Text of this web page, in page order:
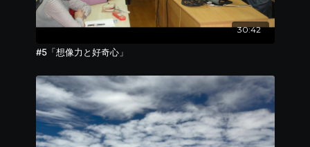
30:42
#5「想像力と好奇心」